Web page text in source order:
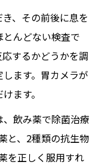
、その前後に息を
んどない検査で
するかどうかを調
ます。胃カメラが
ます。
飲み薬で除菌治療
と、2種類の抗生物
を正しく服用すれ